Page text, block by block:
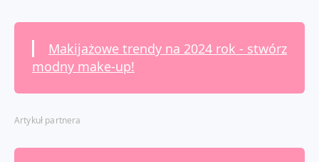
Makijażowe trendy na 2024 rok - stwórz
modny make-up!
Artykuł partnera